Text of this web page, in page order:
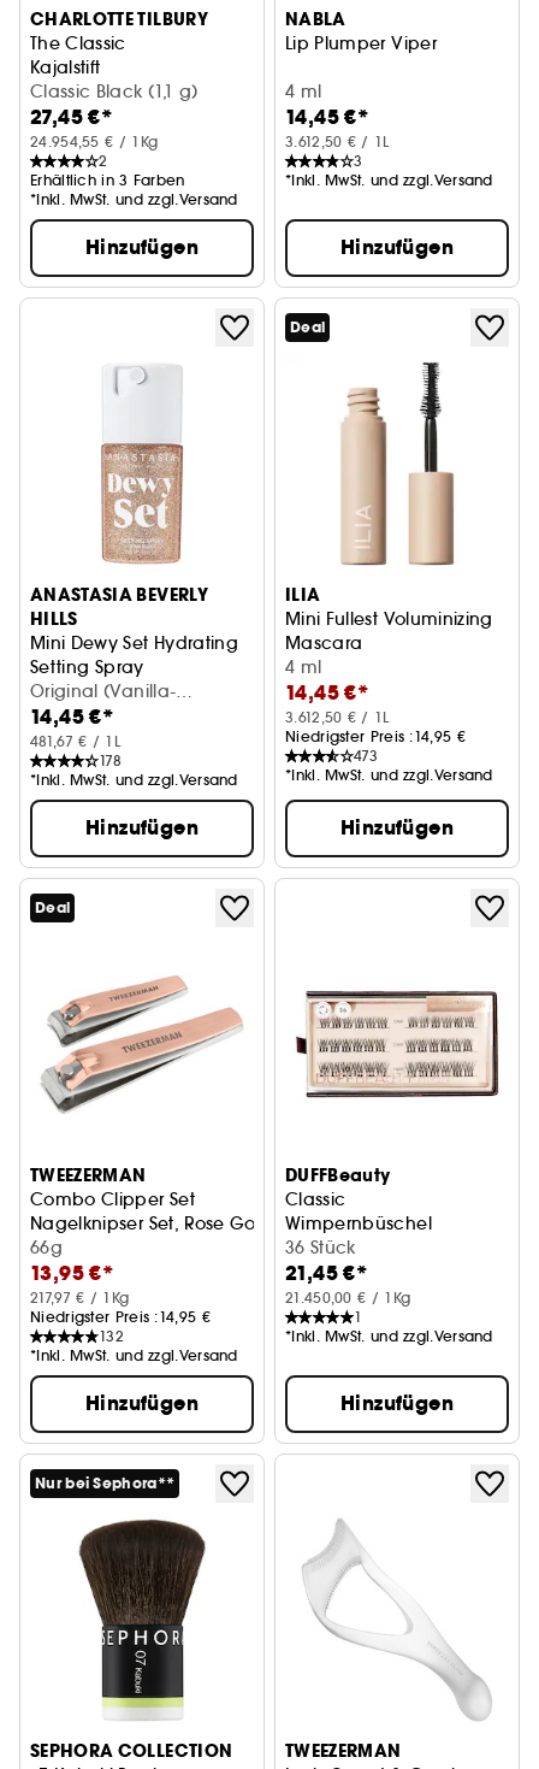
CHARLOTTE TILBURY
The Classic
Kajalstift
Classic Black (1,1 g)
27,45 €*
24.954,55 € / 1Kg
2
Erhältlich in 3 Farben
*Inkl. MwSt. und zzgl.Versand
Hinzufügen
NABLA
Lip Plumper Viper
4 ml
14,45 €*
3.612,50 € / 1L
3
*Inkl. MwSt. und zzgl.Versand
Hinzufügen
ANASTASIA BEVERLY
HILLS
Mini Dewy Set Hydrating
Setting Spray
Original (Vanilla-
Cococut) (30 ml)
14,45 €*
481,67 € / 1L
178
*Inkl. MwSt. und zzgl.Versand
Hinzufügen
Deal
ILIA
Mini Fullest Voluminizing
Mascara
4 ml
14,45 €*
3.612,50 € / 1L
Niedrigster Preis :14,95 €
473
*Inkl. MwSt. und zzgl.Versand
Hinzufügen
Deal
TWEEZERMAN
Combo Clipper Set
Nagelknipser Set, Rose Gold
66g
13,95 €*
217,97 € / 1Kg
Niedrigster Preis :14,95 €
132
*Inkl. MwSt. und zzgl.Versand
Hinzufügen
DUFFBeauty
Classic
Wimpernbüschel
36 Stück
21,45 €*
21.450,00 € / 1Kg
1
*Inkl. MwSt. und zzgl.Versand
Hinzufügen
Nur bei Sephora**
SEPHORA COLLECTION TWEEZERMAN